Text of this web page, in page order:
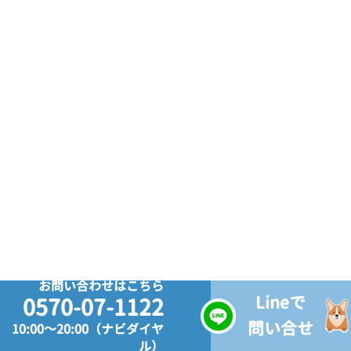
お問い合わせはこちら
0570-07-1122
10:00～20:00（ナビダイヤ
ル）
Lineで
問い合せ